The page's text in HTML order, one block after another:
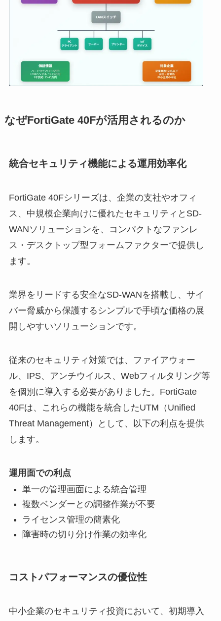
なぜFortiGate 40Fが活用されるのか
統合セキュリティ機能による運用効率化
FortiGate 40Fシリーズは、企業の支社やオフィ
ス、中規模企業向けに優れたセキュリティとSD-
WANソリューションを、コンパクトなファンレ
ス・デスクトップ型フォームファクターで提供し
ます。
業界をリードする安全なSD-WANを搭載し、サイ
バー脅威から保護するシンプルで手頃な価格の展
開しやすいソリューションです。
従来のセキュリティ対策では、ファイアウォー
ル、IPS、アンチウイルス、Webフィルタリング等
を個別に導入する必要がありました。FortiGate
40Fは、これらの機能を統合したUTM（Unified
Threat Management）として、以下の利点を提供
します。
運用面での利点
単一の管理画面による統合管理
複数ベンダーとの調整作業が不要
ライセンス管理の簡素化
障害時の切り分け作業の効率化
コストパフォーマンスの優位性
中小企業のセキュリティ投資において、初期導入